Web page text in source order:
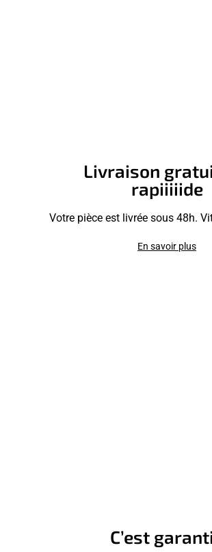
Livraison
rapiiiiide
Votre pièce est livrée sous 48h.
En savoir plus
C’est